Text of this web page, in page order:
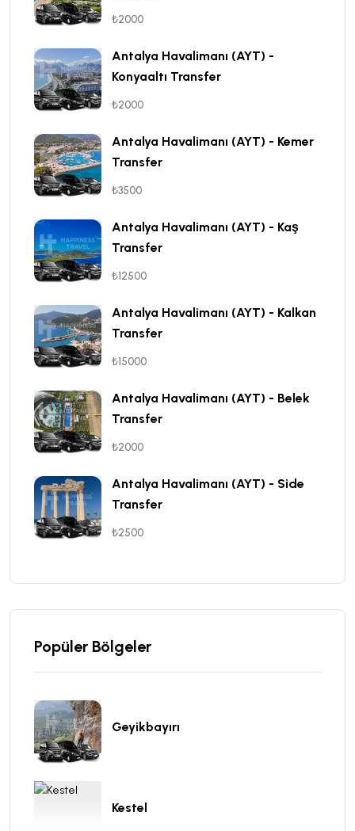
₺2000
Antalya Havalimanı (AYT) -
Konyaaltı Transfer
₺2000
Antalya Havalimanı (AYT) - Kemer
Transfer
₺3500
Antalya Havalimanı (AYT) - Kaş
Transfer
₺12500
Antalya Havalimanı (AYT) - Kalkan
Transfer
₺15000
Antalya Havalimanı (AYT) - Belek
Transfer
₺2000
Antalya Havalimanı (AYT) - Side
Transfer
₺2500
Popüler Bölgeler
Geyikbayırı
Kestel